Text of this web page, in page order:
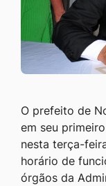
O prefeito de
em seu
nesta terça-
horário de
órgãos da